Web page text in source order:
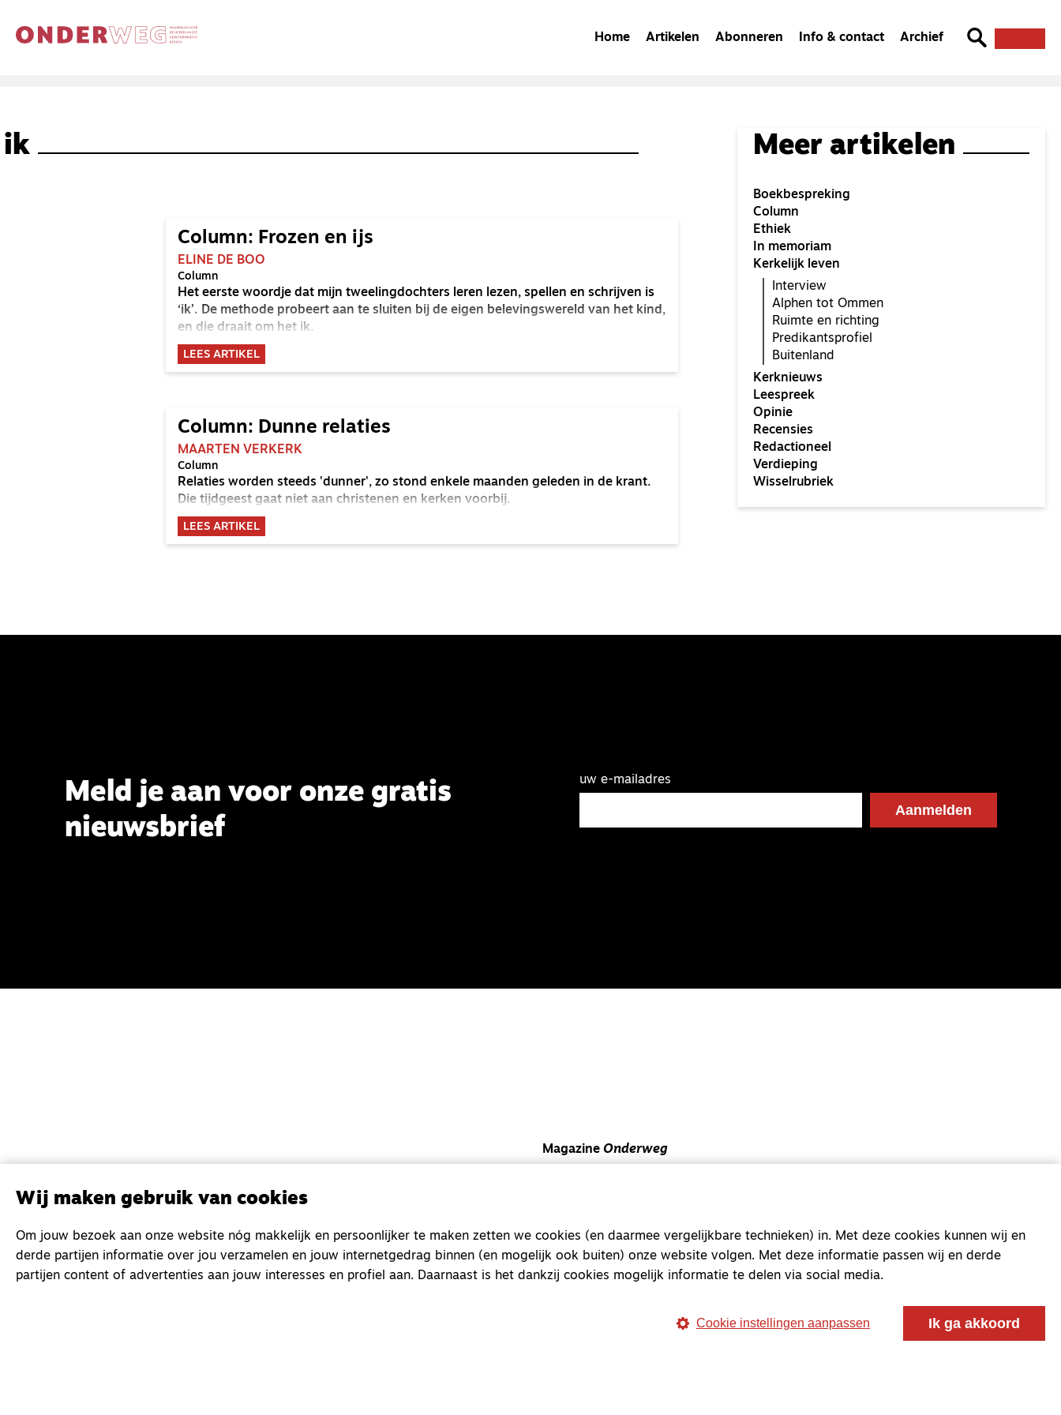
Home Artikelen Abonneren Info & contact Archief
ik
Column: Frozen en ijs
ELINE DE BOO
Column
Het eerste woordje dat mijn tweelingdochters leren lezen, spellen en schrijven is
‘ik’. De methode probeert aan te sluiten bij de eigen belevingswereld van het kind,
en die draait om het ik.
LEES ARTIKEL
Column: Dunne relaties
MAARTEN VERKERK
Column
Relaties worden steeds 'dunner', zo stond enkele maanden geleden in de krant.
Die tijdgeest gaat niet aan christenen en kerken voorbij.
LEES ARTIKEL
Meer artikelen
Boekbespreking
Column
Ethiek
In memoriam
Kerkelijk leven
Interview
Alphen tot Ommen
Ruimte en richting
Predikantsprofiel
Buitenland
Kerknieuws
Leespreek
Opinie
Recensies
Redactioneel
Verdieping
Wisselrubriek
Meld je aan voor onze gratis
nieuwsbrief
uw e-mailadres
Magazine Onderweg
MagazineOnderweg
Kvk-nummer 33277063
NL46 INGB 0117 5827 86
Wij maken gebruik van cookies
Om jouw bezoek aan onze website nóg makkelijk en persoonlijker te maken zetten we cookies (en daarmee vergelijkbare technieken) in. Met deze cookies kunnen wij en
derde partijen informatie over jou verzamelen en jouw internetgedrag binnen (en mogelijk ook buiten) onze website volgen. Met deze informatie passen wij en derde
partijen content of advertenties aan jouw interesses en profiel aan. Daarnaast is het dankzij cookies mogelijk informatie te delen via social media.
Cookie instellingen aanpassen Ik ga akkoord